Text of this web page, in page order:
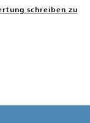
schreiben zu